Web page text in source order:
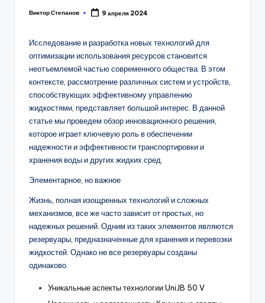
Posted
Виктор Степанов 9 апреля 2024
Исследование и разработка новых технологий для
оптимизации использования ресурсов становится
неотъемлемой частью современного общества. В этом
контексте, рассмотрение различных систем и устройств,
способствующих эффективному управлению
жидкостями, представляет большой интерес. В данной
статье мы проведем обзор инновационного решения,
которое играет ключевую роль в обеспечении
надежности и эффективности транспортировки и
хранения воды и других жидких сред.
Элементарное, но важное
Жизнь, полная изощренных технологий и сложных
механизмов, все же часто зависит от простых, но
надежных решений. Одним из таких элементов являются
резервуары, предназначенные для хранения и перевозки
жидкостей. Однако не все резервуары созданы
одинаково.
Уникальные аспекты технологии UniJB 50 V